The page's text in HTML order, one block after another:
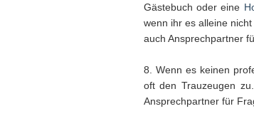
Gästebuch oder eine
wenn ihr es alleine
auch Ansprechpartner
8. Wenn es keinen
oft den Trauzeugen
Ansprechpartner für